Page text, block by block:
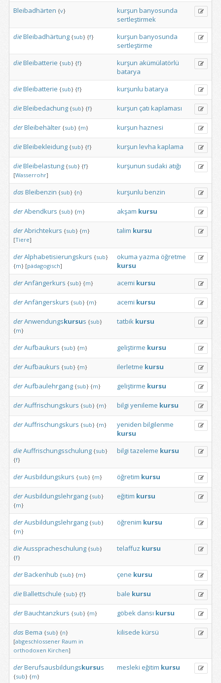
Bleibadhärten {v} kurşun banyosunda
sertleştirmek
dieBleibadhärtung {sub} {f} kurşun banyosunda
sertleştirme
dieBleibatterie {sub} {f} kurşun akümülatörlü
batarya
dieBleibatterie {sub} {f} kurşunlu batarya
dieBleibedachung {sub} {f} kurşun çatı kaplaması
derBleibehälter {sub} {m} kurşun haznesi
dieBleibekleidung {sub} {f} kurşun levha kaplama
dieBleibelastung {sub} {f}
[Wasserrohr]
kurşunun sudaki atığı
dasBleibenzin {sub} {n} kurşunlu benzin
derAbendkurs {sub} {m} akşam kursu
derAbrichtekurs {sub} {m}
[Tiere]
talim kursu
derAlphabetisierungskurs {sub}
{m} [pädagogisch]
okuma yazma öğretme
kursu
derAnfängerkurs {sub} {m} acemi kursu
derAnfängerskurs {sub} {m} acemi kursu
derAnwendungskursus {sub}
{m}
tatbik kursu
derAufbaukurs {sub} {m} geliştirme kursu
derAufbaukurs {sub} {m} ilerletme kursu
derAufbaulehrgang {sub} {m} geliştirme kursu
derAuffrischungskurs {sub} {m} bilgi yenileme kursu
derAuffrischungskurs {sub} {m} yeniden bilgilenme
kursu
dieAuffrischungsschulung {sub}
{f}
bilgi tazeleme kursu
derAusbildungskurs {sub} {m} öğretim kursu
derAusbildungslehrgang {sub}
{m}
eğitim kursu
derAusbildungslehrgang {sub}
{m}
öğrenim kursu
dieAusspracheschulung {sub}
{f}
telaffuz kursu
derBackenhub {sub} {m} çene kursu
dieBallettschule {sub} {f} bale kursu
derBauchtanzkurs {sub} {m} göbek dansı kursu
dasBema {sub} {n}
[abgeschlossener Raum in
orthodoxen Kirchen]
kilisede kürsü
derBerufsausbildungskursus
{sub} {m}
mesleki eğitim kursu